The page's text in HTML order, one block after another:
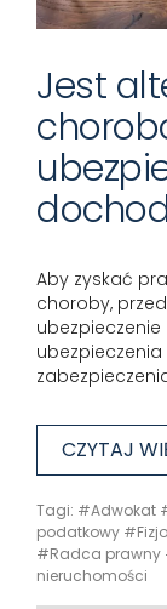
Jest
Aby zyskać
choroby,
ubezpieczenia
CZYTAJ
Tagi: #Adwokat
podatkowy
#Radca prawny
nieruchomości